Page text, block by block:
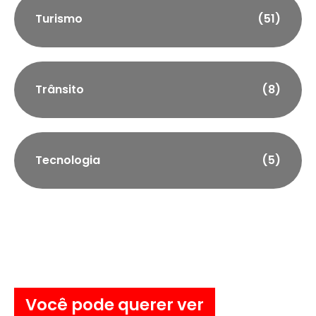
Turismo (51)
Trânsito (8)
Tecnologia (5)
Você pode querer ver